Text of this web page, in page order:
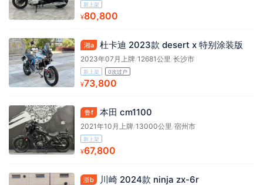
新上架
¥80,800
湘a 杜卡迪 2023款 desert x 特别涂装版
2023年07月上牌/12681公里 /长沙市
新上架 0次过户
¥73,800
鲁f 本田 cm1100
2021年10月上牌/13000公里 /宿州市
新上架
¥67,800
浙b 川崎 2024款 ninja zx-6r